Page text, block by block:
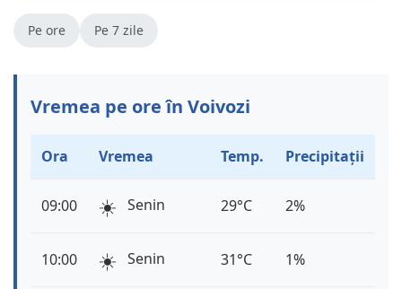
Pe ore Pe 7 zile
Vremea pe ore în Voivozi
Ora Vremea Temp. Precipitații
09:00 ☀️ Senin 29°C 2%
10:00 ☀️ Senin 31°C 1%